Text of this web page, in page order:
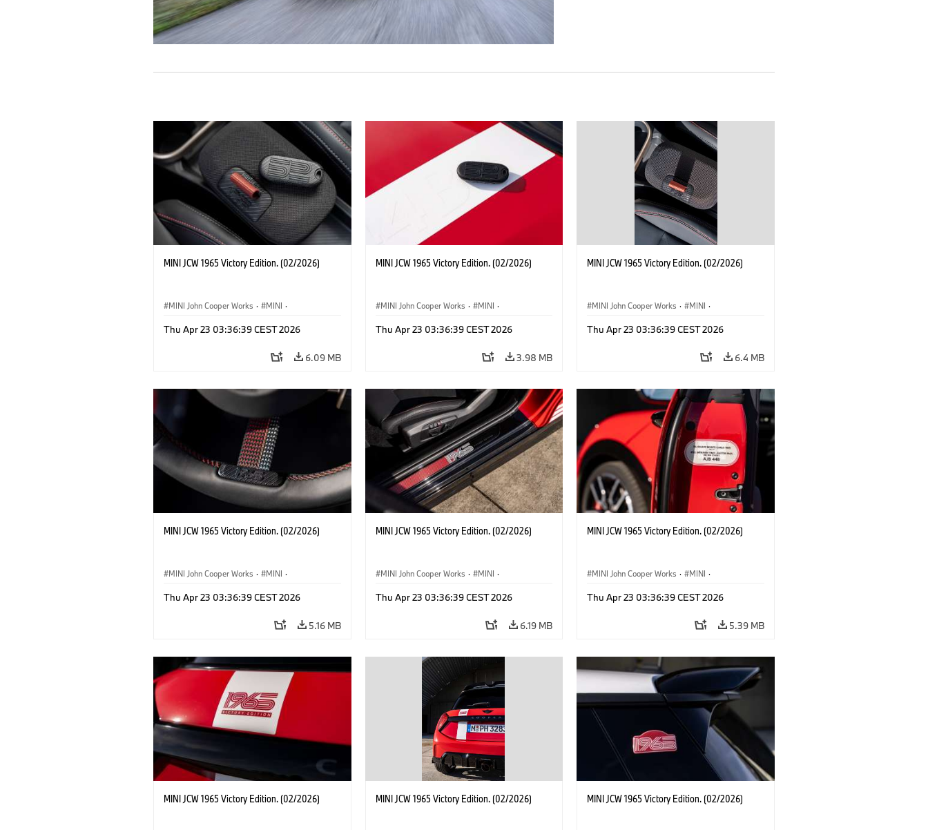
MINI JCW 1965 Victory Edition. (02/2026)
MINI John Cooper Works · MINI ·
Thu Apr 23 03:36:39 CEST 2026
6.09 MB
MINI JCW 1965 Victory Edition. (02/2026)
MINI John Cooper Works · MINI ·
Thu Apr 23 03:36:39 CEST 2026
3.98 MB
MINI JCW 1965 Victory Edition. (02/2026)
MINI John Cooper Works · MINI ·
Thu Apr 23 03:36:39 CEST 2026
6.4 MB
MINI JCW 1965 Victory Edition. (02/2026)
MINI John Cooper Works · MINI ·
Thu Apr 23 03:36:39 CEST 2026
5.16 MB
MINI JCW 1965 Victory Edition. (02/2026)
MINI John Cooper Works · MINI ·
Thu Apr 23 03:36:39 CEST 2026
6.19 MB
MINI JCW 1965 Victory Edition. (02/2026)
MINI John Cooper Works · MINI ·
Thu Apr 23 03:36:39 CEST 2026
5.39 MB
MINI JCW 1965 Victory Edition. (02/2026) MINI JCW 1965 Victory Edition. (02/2026) MINI JCW 1965 Victory Edition. (02/2026)